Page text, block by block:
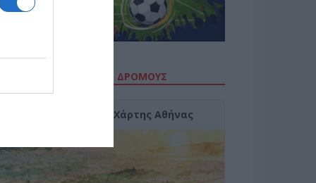
ΤΗΝ ΚΙΝΗΣΗ ΣΤΟΥΣ ΔΡΌΜΟΥΣ
Κίνηση Τώρα: Live Χάρτης Αθήνας